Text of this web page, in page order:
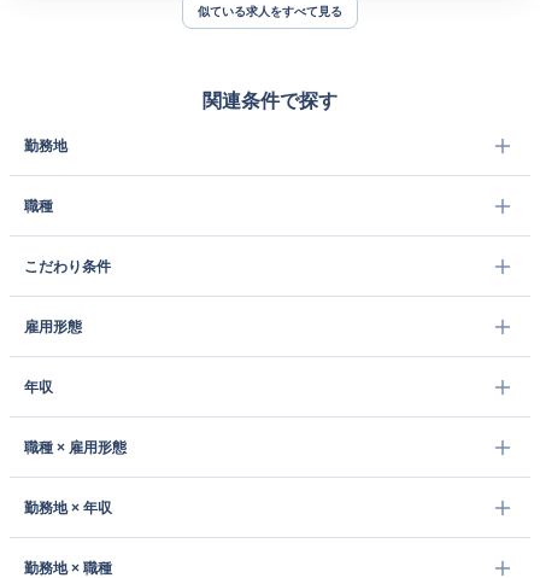
似ている求人をすべて見る
関連条件で探す
勤務地
職種
こだわり条件
雇用形態
年収
職種 × 雇用形態
勤務地 × 年収
勤務地 × 職種